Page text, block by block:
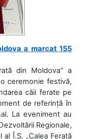
a marcat 155
din Moldova” a
ceremonie festivă,
căii ferate pe
de referință în
La eveniment au
Regionale,
Î.S. „Calea Ferată